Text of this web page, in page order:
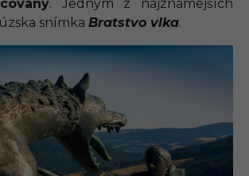
. Jedným z najznámejších
snímka Bratstvo vlka.